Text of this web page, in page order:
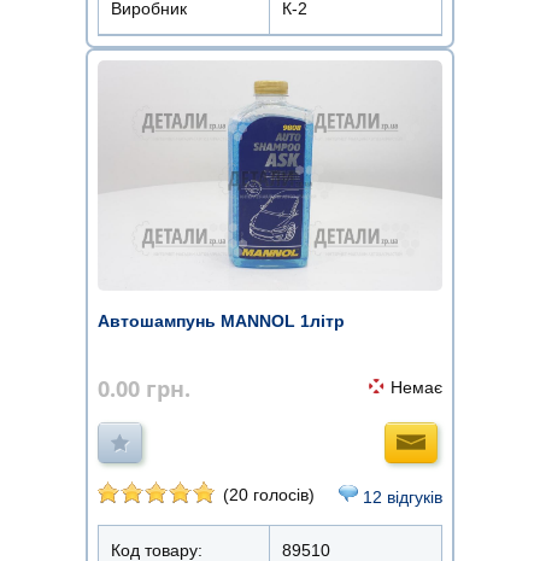
Виробник К-2
Автошампунь MANNOL 1літр
0.00 грн. Немає
(20 голосів) 12 відгуків
Код товару: 89510